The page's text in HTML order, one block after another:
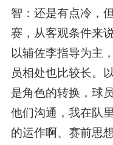
智：还是有点冷，
赛，从客观条件来
以辅佐李指导为主
员相处也比较长。
是角色的转换，球
他们沟通，我在队
的运作啊、赛前思